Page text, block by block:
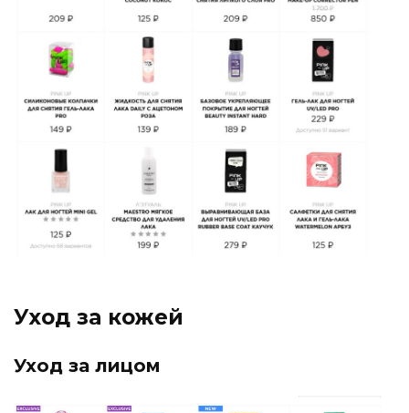
Уход за кожей
Уход за лицом